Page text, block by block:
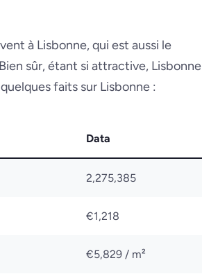
à Lisbonne, qui est aussi le
sûr, étant si attractive, Lisbonne
faits sur Lisbonne :
Data
2,275,385
€1,218
€5,829 / m²